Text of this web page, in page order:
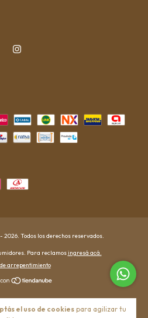
el uso de cookiespara agilizar tu
2026. Todos los derechos reservados.
Para reclamosingresá acá.
arrepentimiento